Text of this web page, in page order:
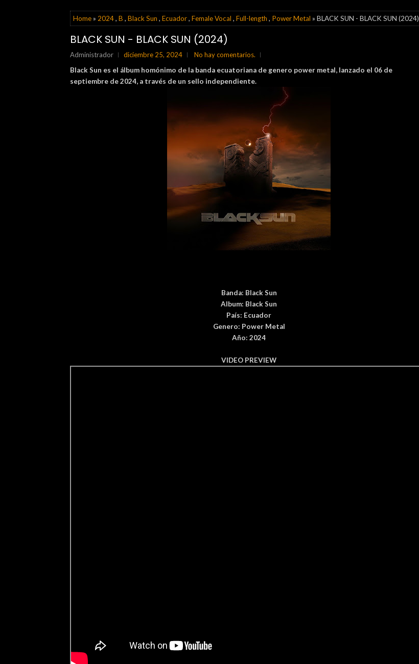
Home» 2024, B , Black Sun , Ecuador, Female Vocal , Full-length , Power Metal » BLACK SUN - BLACK SUN (2024)
BLACK SUN - BLACK SUN (2024)
Administrador diciembre 25, 2024
No hay comentarios.
Black Sun es el álbum homónimo de la banda ecuatoriana de genero power metal, lanzado el 06 de
septiembre de 2024, a través de un sello independiente.
Banda: Black Sun
Album: Black Sun
País: Ecuador
Genero: Power Metal
Año: 2024
VIDEO PREVIEW